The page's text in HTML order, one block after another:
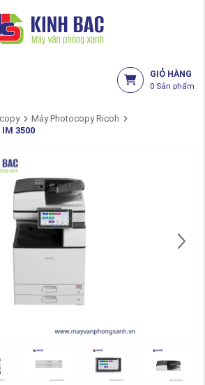
GIỎ HÀNG
0 Sản phẩm
Máy Photocopy Ricoh
3500